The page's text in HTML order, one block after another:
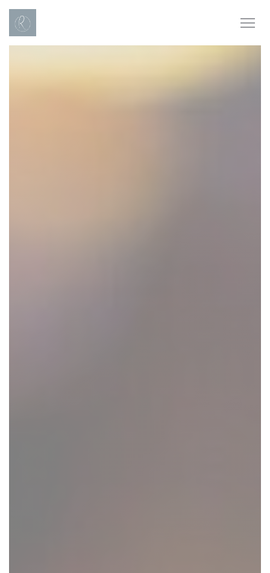
Personnalisation de vos choix en matière de cookies